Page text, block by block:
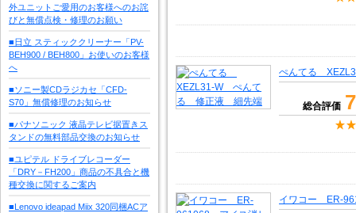
外ユニットご愛用のお客様へのお詫
びと無償点検・修理のお願い
■日立 スティッククリーナー「PV-
BEH900 / BEH800」お使いのお客様
へ
■ソニー製CDラジカセ「CFD-
S70」無償修理のお知らせ
■パナソニック 液晶テレビ据置きス
タンドの無料部品交換のお知らせ
■ユピテル ドライブレコーダー
「DRY－FH200」商品の不具合と機
種交換に関するご案内
■Lenovo ideapad Miix 320同梱ACア
ぺんてる
総合評価
イワコー ER-